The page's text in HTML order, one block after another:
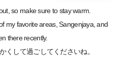
so make sure to stay warm.
my favorite areas, Sangenjaya, and
there recently.
くして過ごしてくださいね。